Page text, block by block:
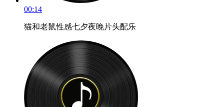
00:14
猫和老鼠性感七夕夜晚片头配乐